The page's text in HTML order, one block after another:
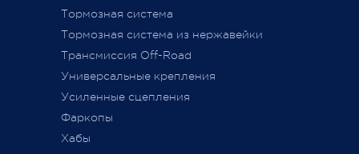
г.
Тормозная система
Тормозная система из нержавейки
Трансмиссия Off-Road
Универсальные крепления
Усиленные сцепления
Фаркопы
Хабы